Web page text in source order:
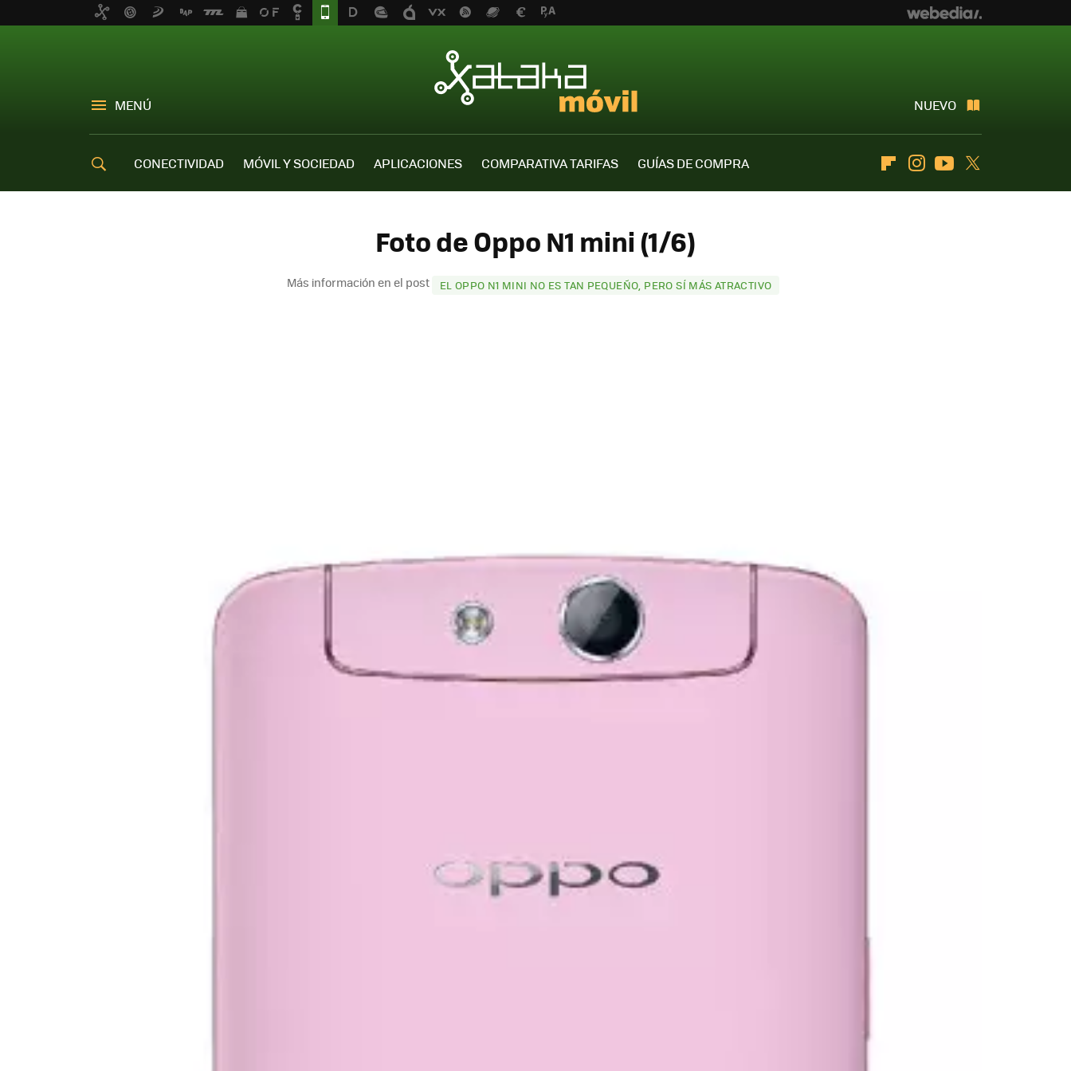
MENÚ NUEVO
CONECTIVIDAD MÓVIL Y SOCIEDAD APLICACIONES COMPARATIVA TARIFAS
GUÍAS DE COMPRA
FlipboardInstagramYoutube
Foto de Oppo N1 mini (1/6)
Más información en el post EL OPPO N1 MINI NO ES TAN PEQUEÑO, PERO SÍ MÁS ATRACTIVO